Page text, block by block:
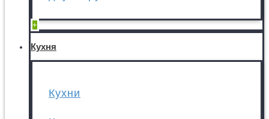
+
Кухня
Кухни